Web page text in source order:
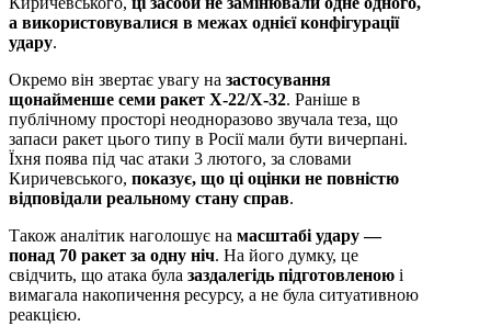
а використовувалися в межах однієї конфігурації
удару.
Окремо він звертає увагу на застосування
щонайменше семи ракет Х-22/Х-32. Раніше в
публічному просторі неодноразово звучала теза, що
запаси ракет цього типу в Росії мали бути вичерпані.
Їхня поява під час атаки 3 лютого, за словами
Киричевського, показує, що ці оцінки не повністю
відповідали реальному стану справ.
Також аналітик наголошує на масштабі удару —
понад 70 ракет за одну ніч. На його думку, це
свідчить, що атака була заздалегідь підготовленою і
вимагала накопичення ресурсу, а не була ситуативною
реакцією.